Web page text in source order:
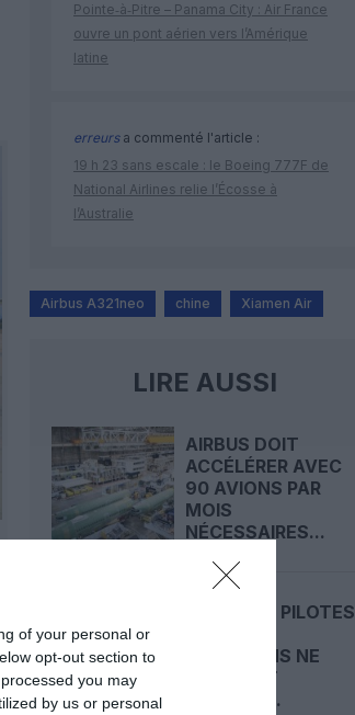
of your personal or
opt-out section to
you may
by us or personal
Pointe‑à‑Pitre – Panama City : Air France
ouvre un pont aérien vers l’Amérique
latine
erreursa commenté l'article :
19 h 23 sans escale : le Boeing 777F de
National Airlines relie l’Écosse à
l’Australie
Airbus A321neo chine Xiamen Air
LIRE AUSSI
AIRBUS DOIT
ACCÉLÉRER AVEC
90 AVIONS PAR
MOIS
NÉCESSAIRES...
C919 : LES PILOTES
EUROPÉENS NE
RELÈVENT
« AUCUN...